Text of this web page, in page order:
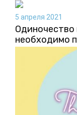
5 апреля 2021
Одиночество
необходимо